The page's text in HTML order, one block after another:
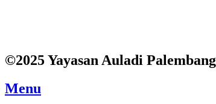
©2025 Yayasan Auladi
Menu